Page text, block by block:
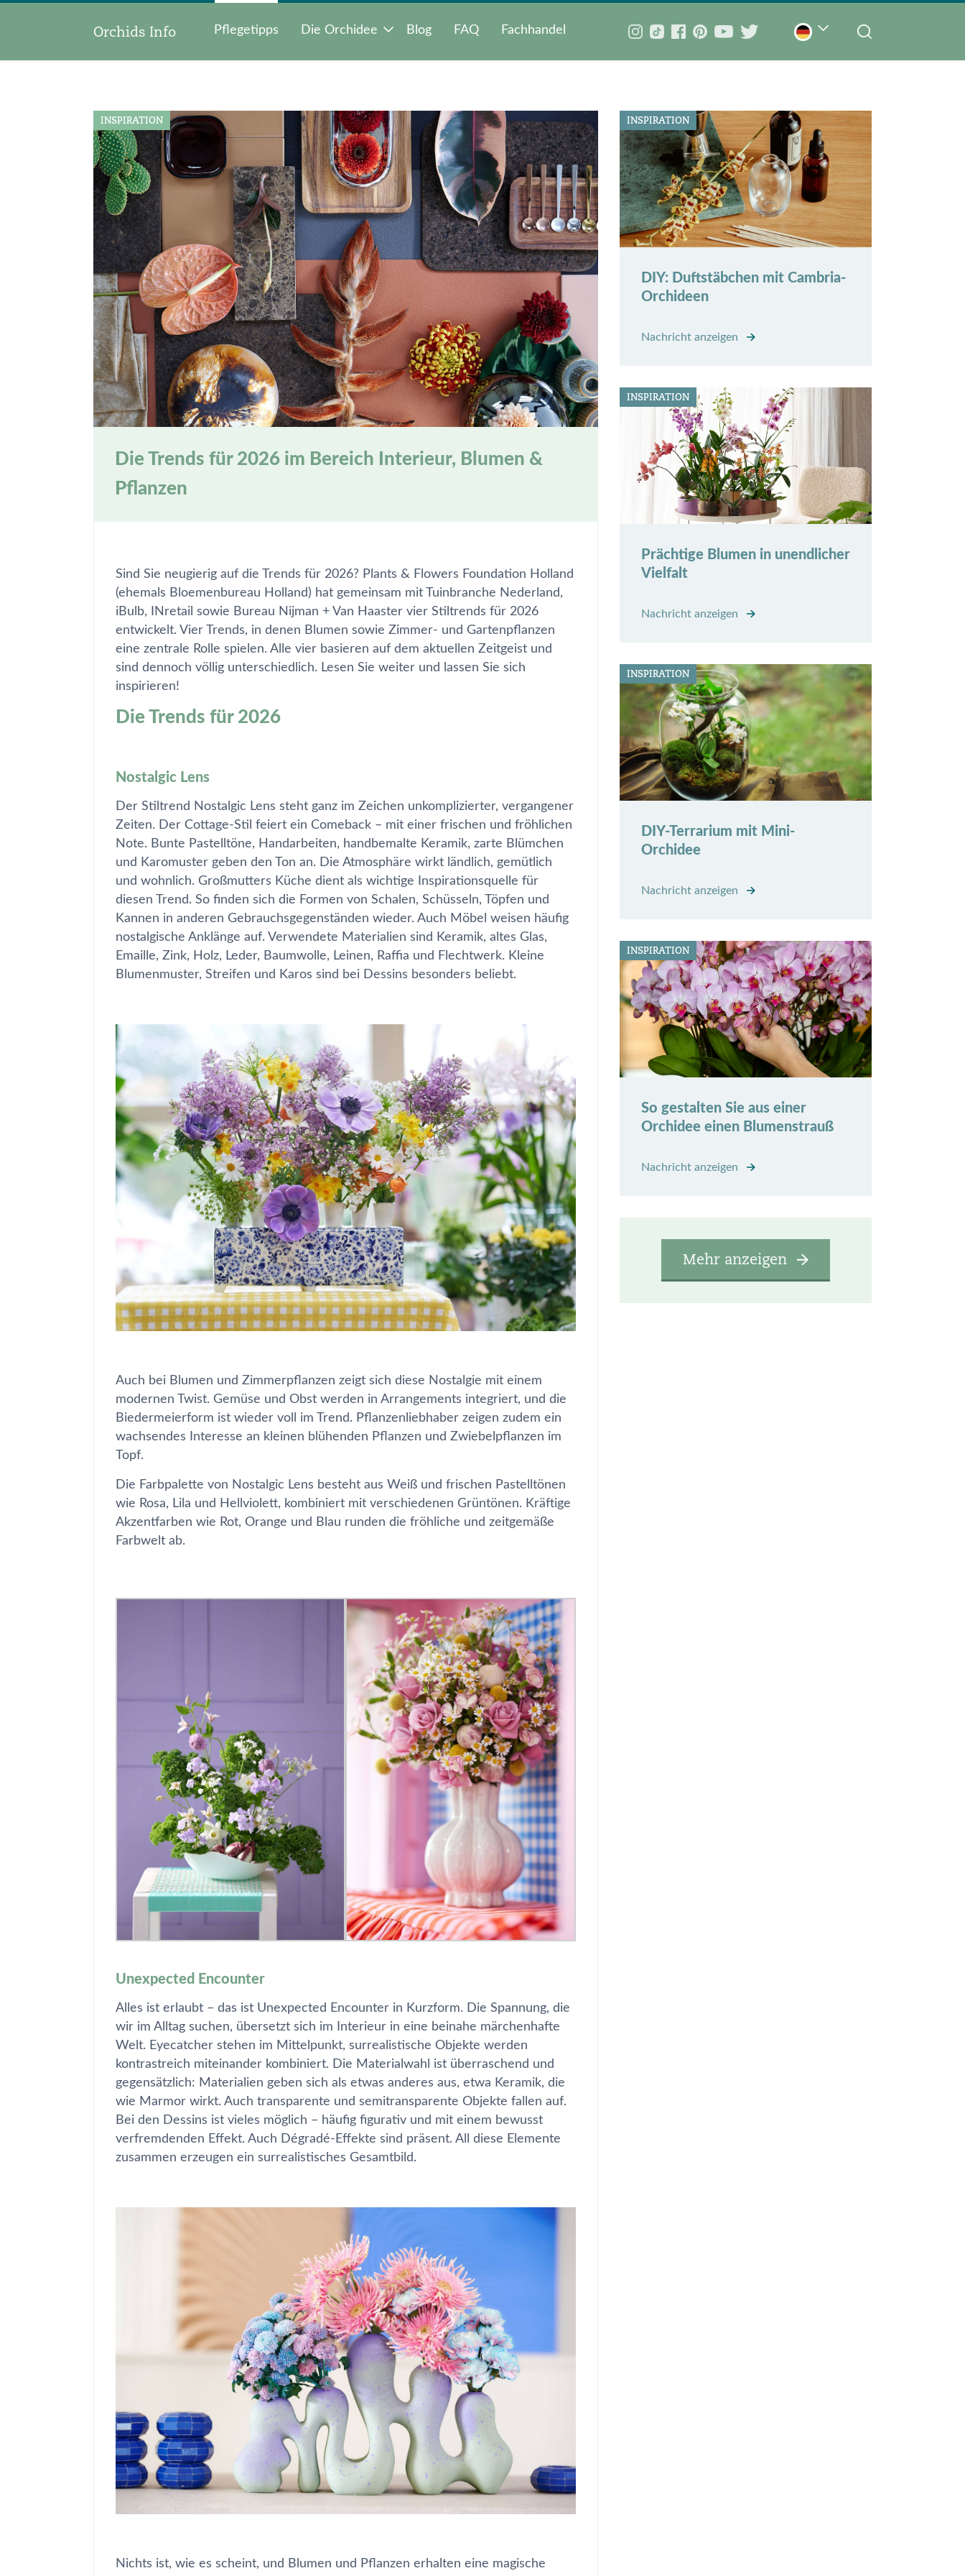
Orchids Info Pflegetipps Die Orchidee Blog FAQ Fachhandel
INSPIRATION
Die Trends für 2026 im Bereich Interieur, Blumen &
Pflanzen
Sind Sie neugierig auf die Trends für 2026? Plants & Flowers Foundation Holland
(ehemals Bloemenbureau Holland) hat gemeinsam mit Tuinbranche Nederland,
iBulb, INretail sowie Bureau Nijman + Van Haaster vier Stiltrends für 2026
entwickelt. Vier Trends, in denen Blumen sowie Zimmer- und Gartenpflanzen
eine zentrale Rolle spielen. Alle vier basieren auf dem aktuellen Zeitgeist und
sind dennoch völlig unterschiedlich. Lesen Sie weiter und lassen Sie sich
inspirieren!
Die Trends für 2026
Nostalgic Lens
Der Stiltrend Nostalgic Lens steht ganz im Zeichen unkomplizierter, vergangener
Zeiten. Der Cottage-Stil feiert ein Comeback – mit einer frischen und fröhlichen
Note. Bunte Pastelltöne, Handarbeiten, handbemalte Keramik, zarte Blümchen
und Karomuster geben den Ton an. Die Atmosphäre wirkt ländlich, gemütlich
und wohnlich. Großmutters Küche dient als wichtige Inspirationsquelle für
diesen Trend. So finden sich die Formen von Schalen, Schüsseln, Töpfen und
Kannen in anderen Gebrauchsgegenständen wieder. Auch Möbel weisen häufig
nostalgische Anklänge auf. Verwendete Materialien sind Keramik, altes Glas,
Emaille, Zink, Holz, Leder, Baumwolle, Leinen, Raffia und Flechtwerk. Kleine
Blumenmuster, Streifen und Karos sind bei Dessins besonders beliebt.
Auch bei Blumen und Zimmerpflanzen zeigt sich diese Nostalgie mit einem
modernen Twist. Gemüse und Obst werden in Arrangements integriert, und die
Biedermeierform ist wieder voll im Trend. Pflanzenliebhaber zeigen zudem ein
wachsendes Interesse an kleinen blühenden Pflanzen und Zwiebelpflanzen im
Topf.
Die Farbpalette von Nostalgic Lens besteht aus Weiß und frischen Pastelltönen
wie Rosa, Lila und Hellviolett, kombiniert mit verschiedenen Grüntönen. Kräftige
Akzentfarben wie Rot, Orange und Blau runden die fröhliche und zeitgemäße
Farbwelt ab.
Unexpected Encounter
Alles ist erlaubt – das ist Unexpected Encounter in Kurzform. Die Spannung, die
wir im Alltag suchen, übersetzt sich im Interieur in eine beinahe märchenhafte
Welt. Eyecatcher stehen im Mittelpunkt, surrealistische Objekte werden
kontrastreich miteinander kombiniert. Die Materialwahl ist überraschend und
gegensätzlich: Materialien geben sich als etwas anderes aus, etwa Keramik, die
wie Marmor wirkt. Auch transparente und semitransparente Objekte fallen auf.
Bei den Dessins ist vieles möglich – häufig figurativ und mit einem bewusst
verfremdenden Effekt. Auch Dégradé-Effekte sind präsent. All diese Elemente
zusammen erzeugen ein surrealistisches Gesamtbild.
Nichts ist, wie es scheint, und Blumen und Pflanzen erhalten eine magische
INSPIRATION
DIY: Duftstäbchen mit Cambria-
Orchideen
Nachricht anzeigen
INSPIRATION
Prächtige Blumen in unendlicher
Vielfalt
Nachricht anzeigen
INSPIRATION
DIY-Terrarium mit Mini-
Orchidee
Nachricht anzeigen
INSPIRATION
So gestalten Sie aus einer
Orchidee einen Blumenstrauß
Nachricht anzeigen
Mehr anzeigen